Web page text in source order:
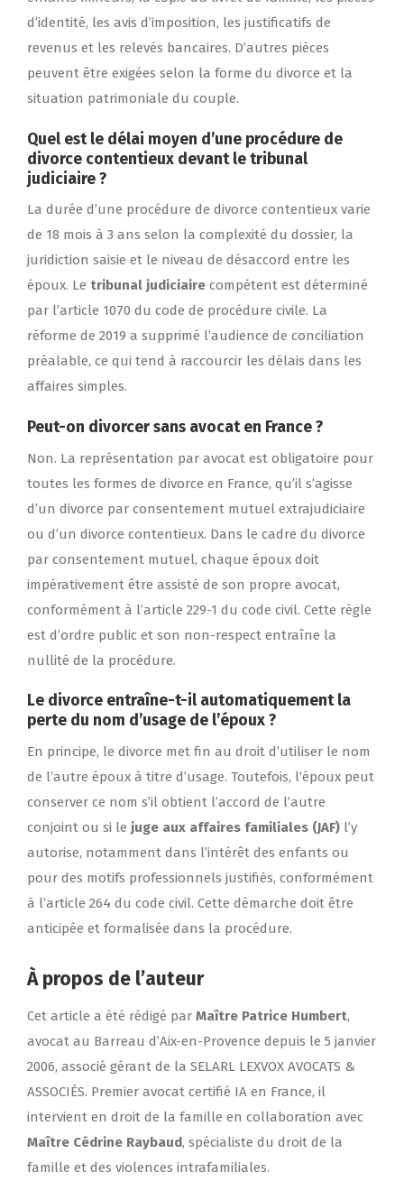
d’identité, les avis d’imposition, les justificatifs de
revenus et les relevés bancaires. D’autres pièces
peuvent être exigées selon la forme du divorce et la
situation patrimoniale du couple.
Quel est le délai moyen d’une procédure de
divorce contentieux devant le tribunal
judiciaire ?
La durée d’une procédure de divorce contentieux varie
de 18 mois à 3 ans selon la complexité du dossier, la
juridiction saisie et le niveau de désaccord entre les
époux. Le tribunal judiciaire compétent est déterminé
par l’article 1070 du code de procédure civile. La
réforme de 2019 a supprimé l’audience de conciliation
préalable, ce qui tend à raccourcir les délais dans les
affaires simples.
Peut-on divorcer sans avocat en France ?
Non. La représentation par avocat est obligatoire pour
toutes les formes de divorce en France, qu’il s’agisse
d’un divorce par consentement mutuel extrajudiciaire
ou d’un divorce contentieux. Dans le cadre du divorce
par consentement mutuel, chaque époux doit
impérativement être assisté de son propre avocat,
conformément à l’article 229-1 du code civil. Cette règle
est d’ordre public et son non-respect entraîne la
nullité de la procédure.
Le divorce entraîne-t-il automatiquement la
perte du nom d’usage de l’époux ?
En principe, le divorce met fin au droit d’utiliser le nom
de l’autre époux à titre d’usage. Toutefois, l’époux peut
conserver ce nom s’il obtient l’accord de l’autre
conjoint ou si le juge aux affaires familiales (JAF) l’y
autorise, notamment dans l’intérêt des enfants ou
pour des motifs professionnels justifiés, conformément
à l’article 264 du code civil. Cette démarche doit être
anticipée et formalisée dans la procédure.
À propos de l’auteur
Cet article a été rédigé par Maître Patrice Humbert,
avocat au Barreau d’Aix-en-Provence depuis le 5 janvier
2006, associé gérant de la SELARL LEXVOX AVOCATS &
ASSOCIÉS. Premier avocat certifié IA en France, il
intervient en droit de la famille en collaboration avec
Maître Cédrine Raybaud, spécialiste du droit de la
famille et des violences intrafamiliales.